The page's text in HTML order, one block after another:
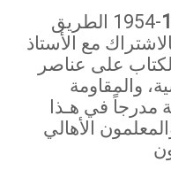
900-1954 الطريق
مع الأستاذ
على عناصر
والمقاومة
مدرجاً في هـذا
الأهالي